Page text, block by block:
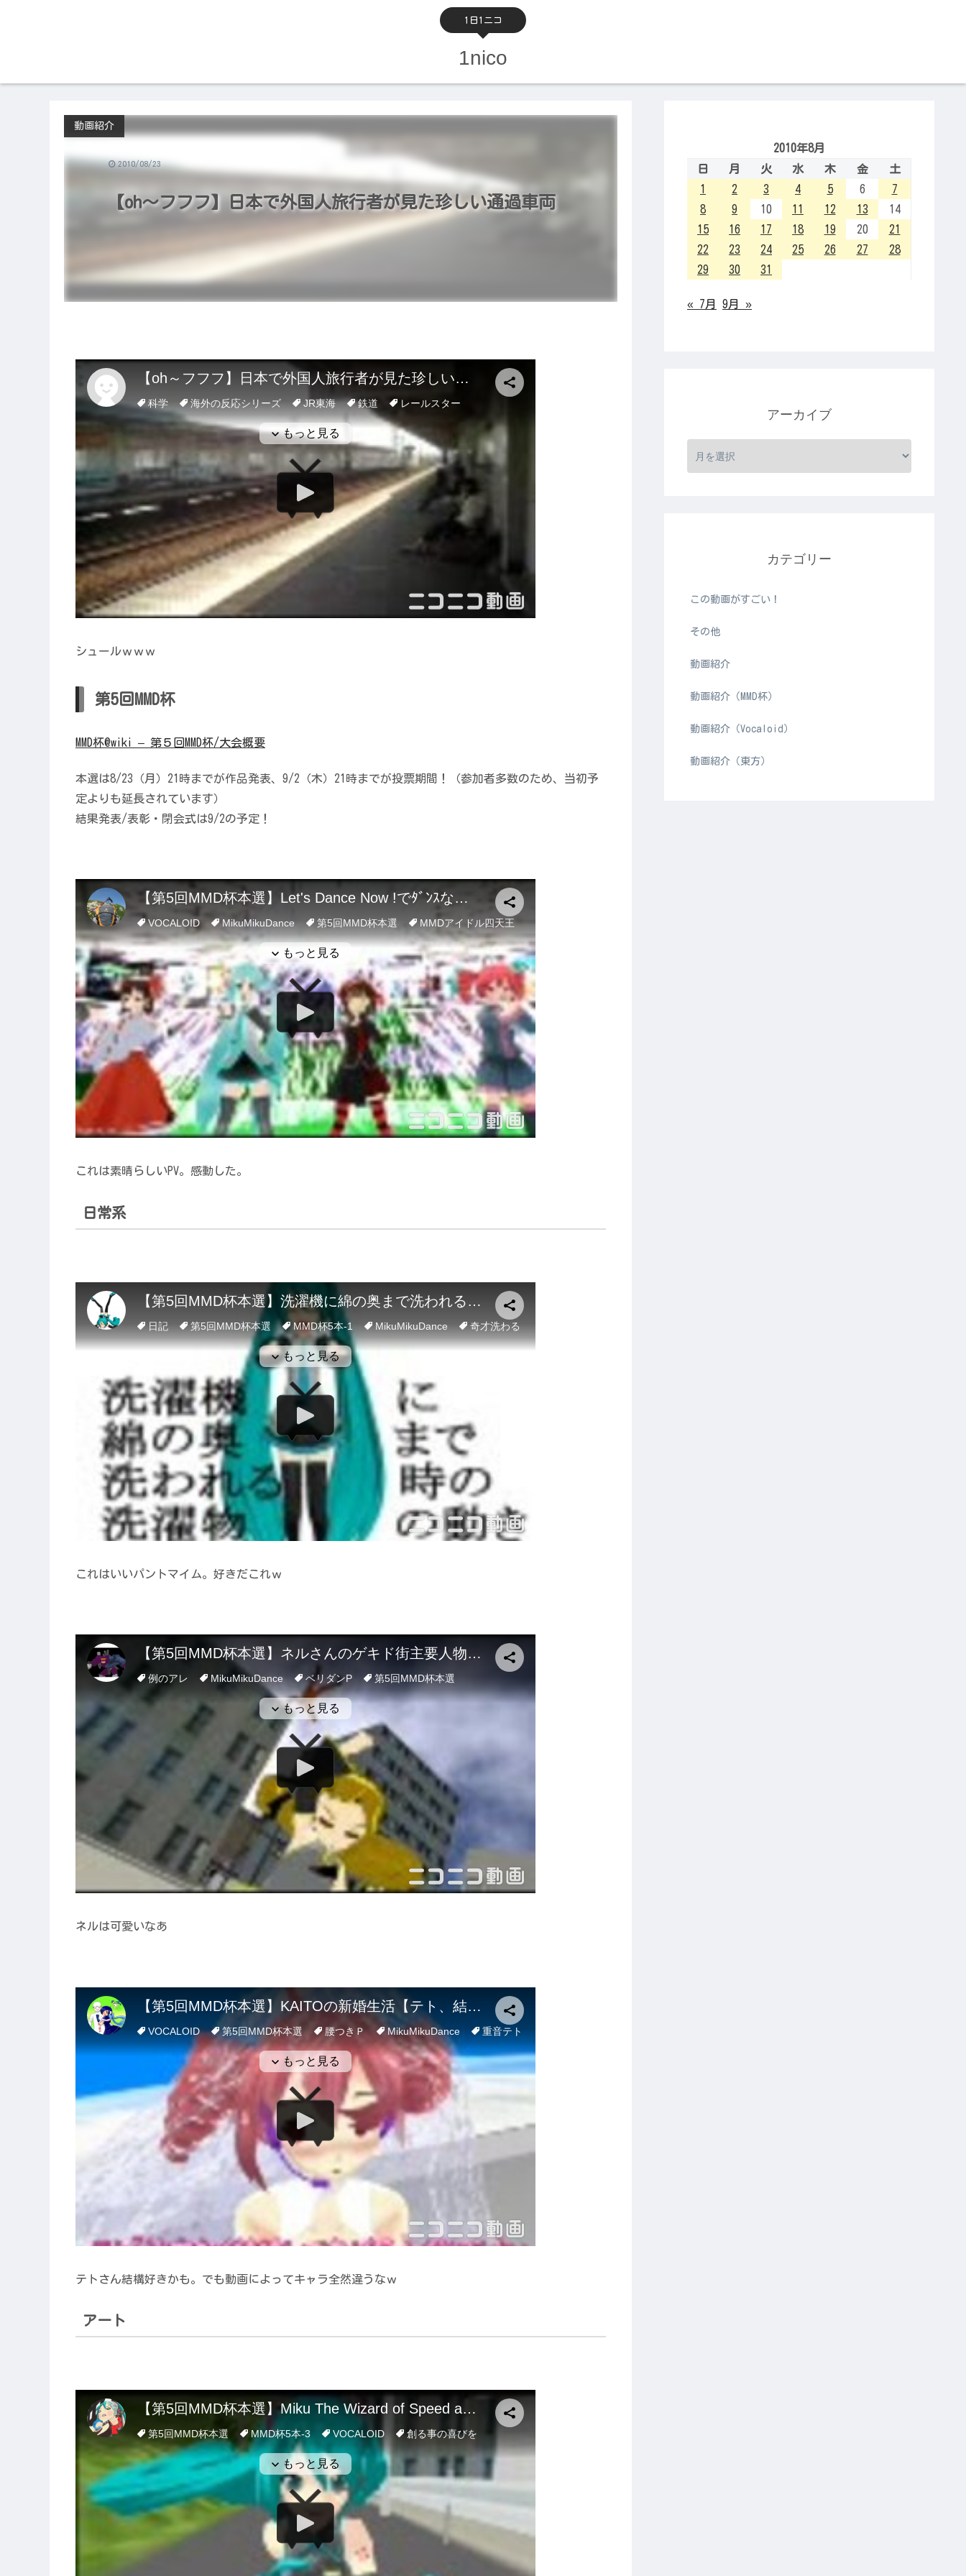
1日1ニコ
1nico
【oh～フフフ】日本で外国人旅行者が見た珍しい通過車両
動画紹介
2010/08/23
シュールｗｗｗ
第5回MMD杯
MMD杯@wiki – 第５回MMD杯/大会概要
本選は8/23（月）21時までが作品発表、9/2（木）21時までが投票期間！（参加者多数のため、当初予
定よりも延長されています）
結果発表/表彰・閉会式は9/2の予定！
これは素晴らしいPV。感動した。
日常系
これはいいパントマイム。好きだこれｗ
ネルは可愛いなあ
テトさん結構好きかも。でも動画によってキャラ全然違うなｗ
アート
2010年8月
日
月 火 水 木 金
土
1
2 3 4 5 6
7
8
9 10 11 12 13
14
15
16 17 18 19 20
21
22
23 24 25 26 27
28
29
30 31
« 7月 9月 »
アーカイブ
カテゴリー
この動画がすごい！
その他
動画紹介
動画紹介（MMD杯）
動画紹介（Vocaloid）
動画紹介（東方）